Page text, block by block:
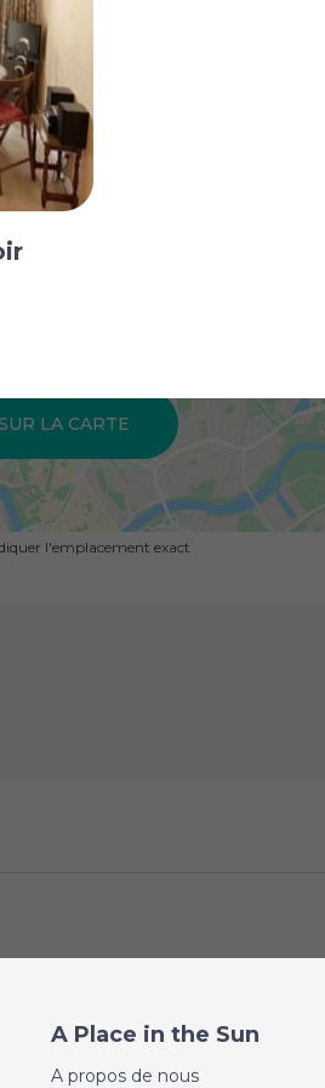
LA CARTE
l'emplacement exact
A Place in the Sun
A propos de nous